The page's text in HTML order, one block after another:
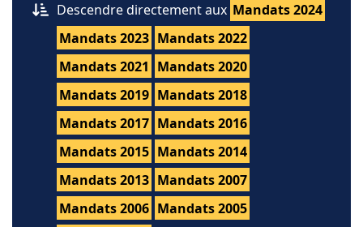
Descendre directement aux Mandats 2024
Mandats 2023 Mandats 2022
Mandats 2021 Mandats 2020
Mandats 2019 Mandats 2018
Mandats 2017 Mandats 2016
Mandats 2015 Mandats 2014
Mandats 2013 Mandats 2007
Mandats 2006 Mandats 2005